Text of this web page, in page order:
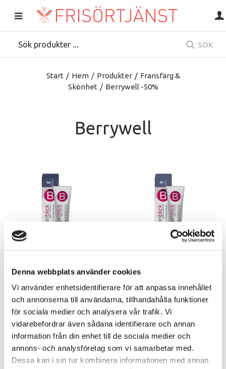
Denna webbplats använder cookies
Vi använder enhetsidentifierare för att anpassa innehållet
och annonserna till användarna, tillhandahålla funktioner
för sociala medier och analysera vår trafik. Vi
vidarebefordrar även sådana identifierare och annan
information från din enhet till de sociala medier och
annons- och analysföretag som vi samarbetar med.
Dessa kan i sin tur kombinera informationen med annan
SÖK
Start / Hem / Produkter / Fransfärg &
Skönhet / Berrywell -50%
Berrywell
638790